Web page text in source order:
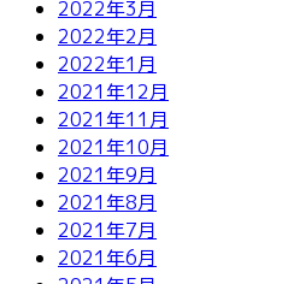
2022年3月
2022年2月
2022年1月
2021年12月
2021年11月
2021年10月
2021年9月
2021年8月
2021年7月
2021年6月